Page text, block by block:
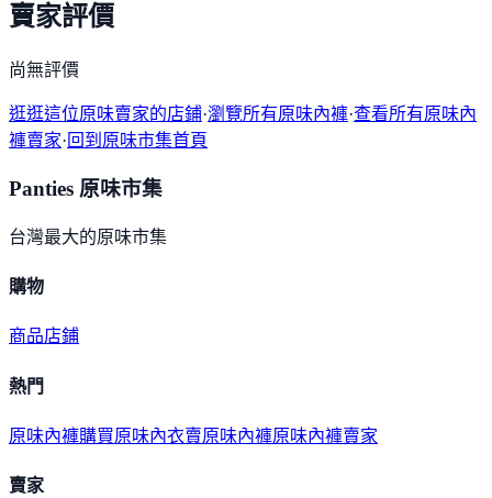
賣家評價
尚無評價
逛逛這位原味賣家的店鋪·瀏覽所有原味內褲·查看所有原味內
褲賣家·回到原味市集首頁
Panties 原味市集
台灣最大的原味市集
購物
商品店鋪
熱門
原味內褲購買原味內衣賣原味內褲原味內褲賣家
賣家